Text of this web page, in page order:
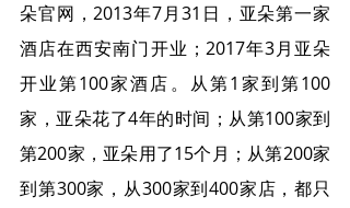
朵官网，2013年7月31日，亚朵第一家
酒店在西安南门开业；2017年3月亚朵
开业第100家酒店。从第1家到第100
家，亚朵花了4年的时间；从第100家到
第200家，亚朵用了15个月；从第200家
到第300家，从300家到400家店，都只